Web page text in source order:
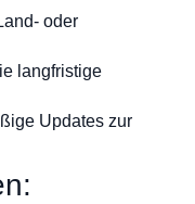
oder
langfristige
Updates zur